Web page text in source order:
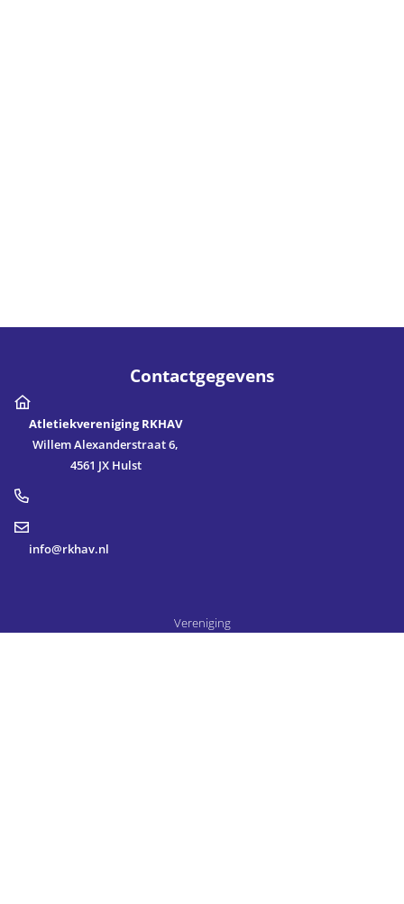
Contactgegevens
Atletiekvereniging RKHAV
Willem Alexanderstraat 6,
4561 JX Hulst
info@rkhav.nl
Vereniging